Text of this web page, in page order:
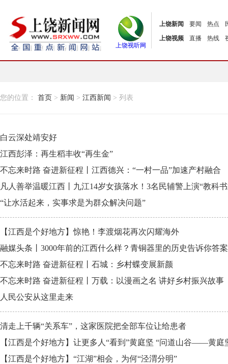
上饶视听网
上饶新闻 要闻 热点
上饶视频
直播 热线
您的位置： 首页 > 新闻 > 江西新闻 > 列表
白云深处靖安好
江西彭泽：再生稻丰收“再生金”
不忘来时路 奋进新征程丨江西德兴：“一村一品”加速产村融合
凡人善举温暖江西丨九江14岁女孩落水！3名民辅警上演“教科
“让水活起来，实事求是为群众解决问题”
【江西是个好地方】惊艳！李渡烟花再次闪耀海外
融媒头条丨3000年前的江西什么样？青铜器里的历史告诉你答案
不忘来时路 奋进新征程丨石城：乡村蝶变展新颜
不忘来时路 奋进新征程丨万载：以漫画之名 讲好乡村振兴故事
人民公安从这里走来
清走上千辆“关系车”，这家医院把全部车位让给患者
【江西是个好地方】让更多人“看到”黄庭坚 “问道山谷——黄庭
【江西是个好地方】“江湖”相会，为何“泾渭分明”